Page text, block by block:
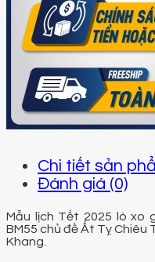
Chi tiết sản
Đánh giá (0)
Mẫu lịch Tết 2025 lò xo
BM55 chủ đề Ất Tỵ Chiêu
Khang.